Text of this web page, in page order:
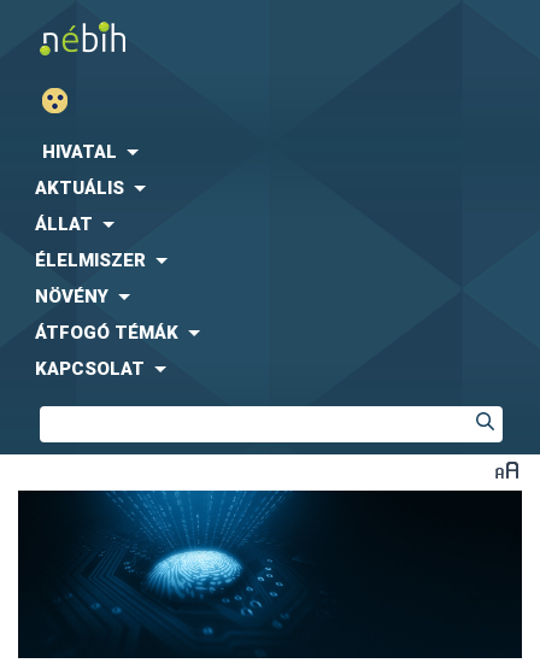
HIVATAL
AKTUÁLIS
ÁLLAT
ÉLELMISZER
NÖVÉNY
ÁTFOGÓ TÉMÁK
KAPCSOLAT